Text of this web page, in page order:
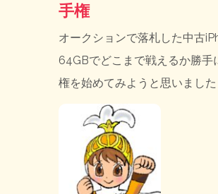
手権
オークションで落札した中古
64GBでどこまで戦えるか勝手
権を始めてみようと思いました